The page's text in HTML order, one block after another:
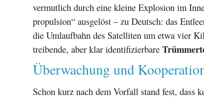
vermutlich durch eine kleine Explosion im
propulsion“ ausgelöst – zu Deutsch: das
die Umlaufbahn des Satelliten um etwa vier
treibende, aber klar identifizierbare
Überwachung und
Schon kurz nach dem Vorfall stand fest,